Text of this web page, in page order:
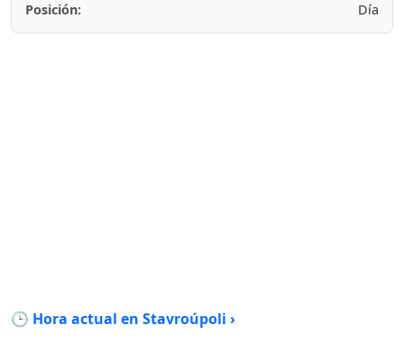
Posición:
Día
🕒 Hora actual en Stavroúpoli ›